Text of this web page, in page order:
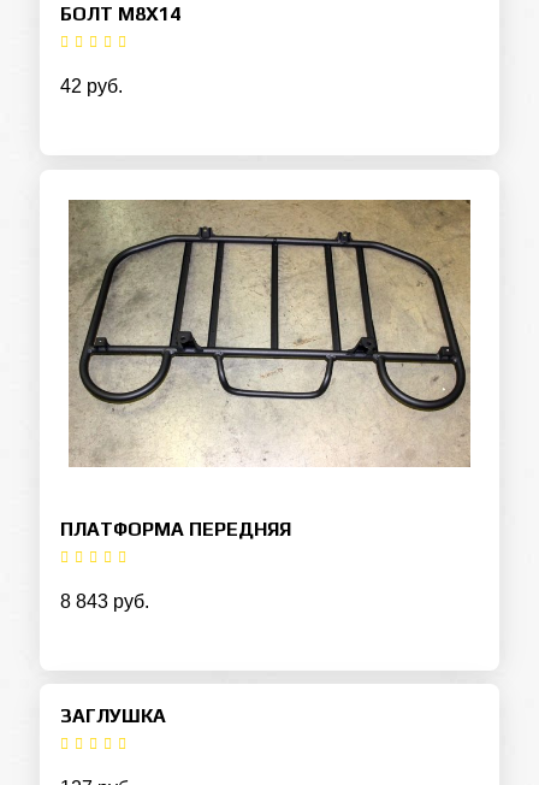
БОЛТ М8Х14
42 руб.
ПЛАТФОРМА ПЕРЕДНЯЯ
8 843 руб.
ЗАГЛУШКА